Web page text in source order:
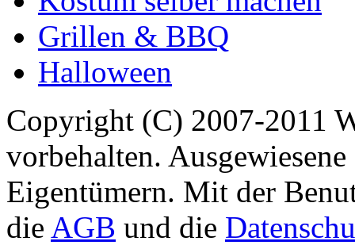
Grillen & BBQ
Halloween
Copyright (C) 2007-2011
vorbehalten.
Eigentümern. Mit der
die AGB und die